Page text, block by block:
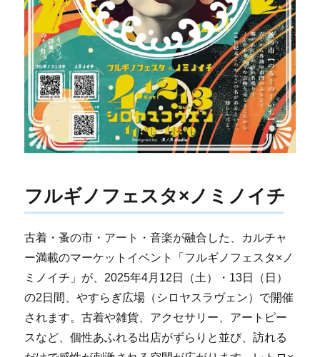
フルギノフェスタ×ノミノイチ
古着・蚤の市・アート・音楽が融合した、カルチャ
ー満載のマーケットイベント「フルギノフェスタ×ノ
ミノイチ」が、2025年4月12日（土）・13日（日）
の2日間、やすらぎ広場（シロヤスラヴェン）で開催
されます。古着や雑貨、アクセサリー、アートピー
スなど、個性あふれる出店がずらりと並び、訪れる